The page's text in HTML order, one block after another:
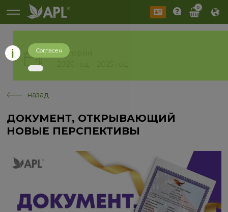
0
История
назад
ДОКУМЕНТ, ОТКРЫВАЮЩИЙ
НОВЫЕ ПЕРСПЕКТИВЫ
Согласен